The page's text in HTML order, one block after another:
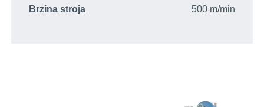
Brzina stroja 500 m/min